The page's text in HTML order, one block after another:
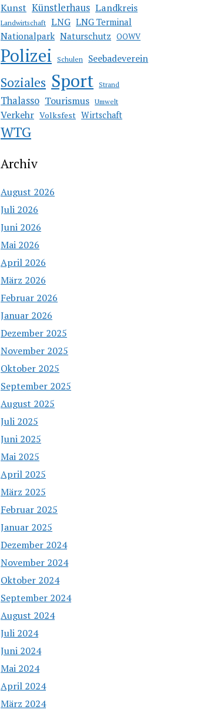
Kunst Künstlerhaus Landkreis
Landwirtschaft LNG LNG Terminal
Nationalpark Naturschutz OOWV
Polizei Schulen Seebadeverein
Soziales Sport Strand
Thalasso Tourismus Umwelt
Verkehr Volksfest Wirtschaft
WTG
Archiv
August 2026
Juli 2026
Juni 2026
Mai 2026
April 2026
März 2026
Februar 2026
Januar 2026
Dezember 2025
November 2025
Oktober 2025
September 2025
August 2025
Juli 2025
Juni 2025
Mai 2025
April 2025
März 2025
Februar 2025
Januar 2025
Dezember 2024
November 2024
Oktober 2024
September 2024
August 2024
Juli 2024
Juni 2024
Mai 2024
April 2024
März 2024